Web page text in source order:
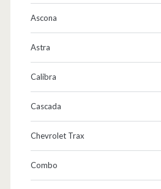
Ascona
Astra
Calibra
Cascada
Chevrolet Trax
Combo